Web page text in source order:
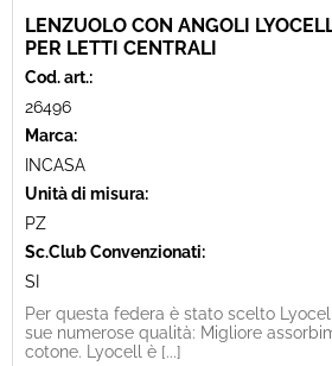
LENZUOLO CON ANGOLI
PER LETTI CENTRALI
Cod. art.:
26496
Marca:
INCASA
Unità di misura:
PZ
Sc.Club Convenzionati:
SI
Per questa federa è stato scelto
sue numerose qualità: Migliore
cotone. Lyocell è [...]